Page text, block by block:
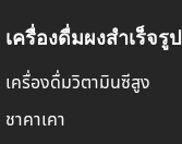
เครื่องดื่มผงสำเร็จรูป
เครื่องดื่มวิตามินซีสูง
ชาคาเคา